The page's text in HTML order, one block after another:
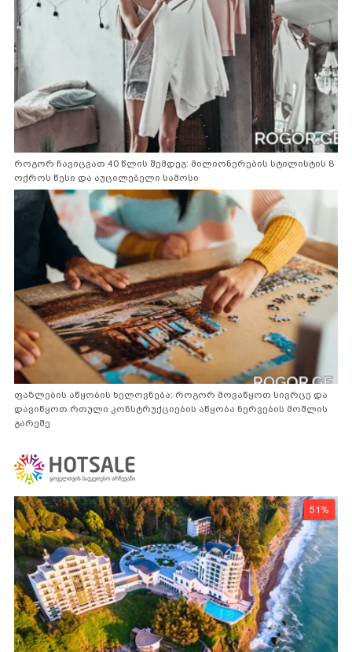
როგორ ჩავიცვათ 40 წლის შემდეგ: მილიონერების სტილისტის 8
ოქროს წესი და აუცილებელი სამოსი
ფაზლების აწყობის ხელოვნება: როგორ მოვაწყოთ სივრცე და
დავიწყოთ რთული კონსტრუქციების აწყობა ნერვების მოშლის
გარეშე
51%